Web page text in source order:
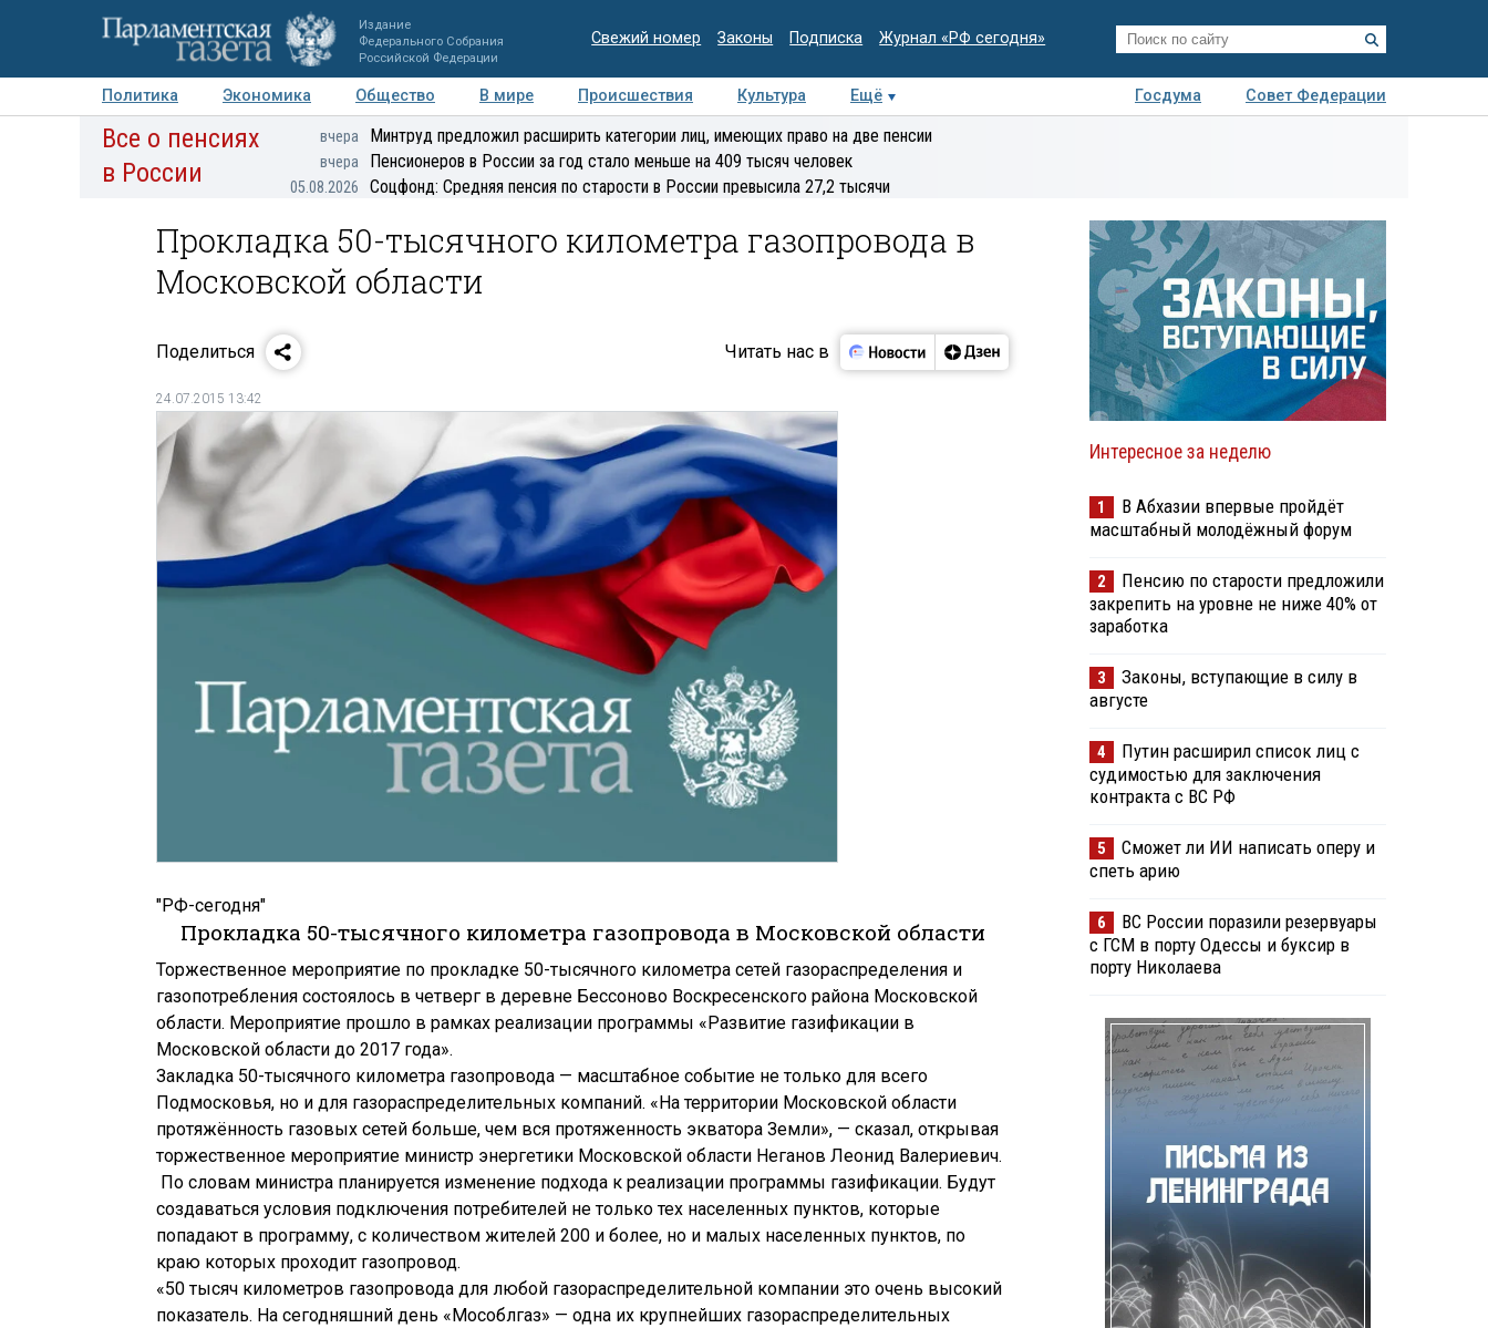
Издание
Федерального Собрания
Российской Федерации
Свежий номер Законы Подписка Журнал «РФ сегодня»
Политика Экономика Общество В мире Происшествия Культура Ещё Госдума
Совет Федерации
Авторы Персоны Мнения Регионы Медиацентр Интервью Колумнисты
Деловая
Все о пенсиях
в России
вчера Минтруд предложил расширить категории лиц, имеющих право на две пенсии
вчера Пенсионеров в России за год стало меньше на 409 тысяч человек
05.08.2026 Соцфонд: Средняя пенсия по старости в России превысила 27,2 тысячи
Прокладка 50-тысячного километра газопровода в
Московской области
Поделиться Читать нас в
24.07.2015 13:42
"РФ-сегодня"
Прокладка 50-тысячного километра газопровода в Московской области
Торжественное мероприятие по прокладке 50-тысячного километра сетей газораспределения и
газопотребления состоялось в четверг в деревне Бессоново Воскресенского района Московской
области. Мероприятие прошло в рамках реализации программы «Развитие газификации в
Московской области до 2017 года».
Закладка 50-тысячного километра газопровода — масштабное событие не только для всего
Подмосковья, но и для газораспределительных компаний. «На территории Московской области
протяжённость газовых сетей больше, чем вся протяженность экватора Земли», — сказал, открывая
торжественное мероприятие министр энергетики Московской области Неганов Леонид Валериевич.
По словам министра планируется изменение подхода к реализации программы газификации. Будут
создаваться условия подключения потребителей не только тех населенных пунктов, которые
попадают в программу, с количеством жителей 200 и более, но и малых населенных пунктов, по
краю которых проходит газопровод.
«50 тысяч километров газопровода для любой газораспределительной компании это очень высокий
показатель. На сегодняшний день «Мособлгаз» — одна их крупнейших газораспределительных
Интересное за неделю
1
В Абхазии впервые пройдёт
масштабный молодёжный форум
2
Пенсию по старости предложили
закрепить на уровне не ниже 40% от
заработка
3
Законы, вступающие в силу в
августе
4
Путин расширил список лиц с
судимостью для заключения
контракта с ВС РФ
5
Сможет ли ИИ написать оперу и
спеть арию
6
ВС России поразили резервуары
с ГСМ в порту Одессы и буксир в
порту Николаева